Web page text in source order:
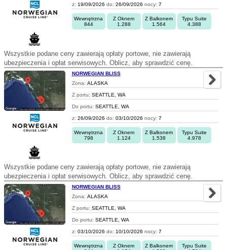
z: 19/09/2026 do: 26/09/2026 nocy: 7
Wewnętrzna
844
Z Oknem
1.288
Z Balkonem
1.564
Typu Suite
4.388
Wszystkie podane ceny zawierają opłaty portowe, nie zawierają
ubezpieczenia i opłat serwisowych. Oblicz, aby sprawdzić cenę.
NORWEGIAN BLISS
Zona: ALASKA
Z portu: SEATTLE, WA
Do portu: SEATTLE, WA
z: 26/09/2026 do: 03/10/2026 nocy: 7
Wewnętrzna
798
Z Oknem
1.124
Z Balkonem
1.538
Typu Suite
4.978
Wszystkie podane ceny zawierają opłaty portowe, nie zawierają
ubezpieczenia i opłat serwisowych. Oblicz, aby sprawdzić cenę.
NORWEGIAN BLISS
Zona: ALASKA
Z portu: SEATTLE, WA
Do portu: SEATTLE, WA
z: 03/10/2026 do: 10/10/2026 nocy: 7
Wewnętrzna
Z Oknem
Z Balkonem
Typu Suite